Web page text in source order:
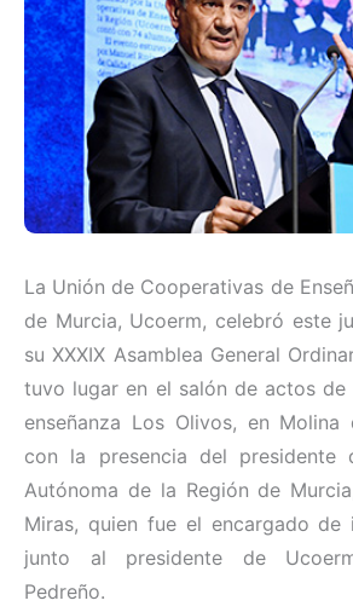
La Unión de Cooperativas de
de Murcia, Ucoerm, celebró este
su XXXIX Asamblea General
tuvo lugar en el salón de actos
enseñanza Los Olivos, en Molina
con la presencia del presidente
Autónoma de la Región de
Miras, quien fue el encargado de
junto al presidente de
Pedreño.